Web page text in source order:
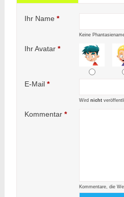
Ihr Name *
Keine
Ihr Avatar *
E-Mail *
Wird nicht
Kommentar *
Kommentare, die